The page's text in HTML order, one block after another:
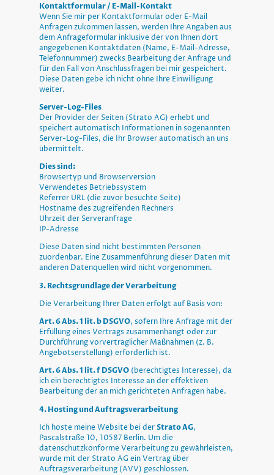
Kontaktformular / E-Mail-Kontakt
Wenn Sie mir per Kontaktformular oder E-Mail
Anfragen zukommen lassen, werden Ihre Angaben aus
dem Anfrageformular inklusive der von Ihnen dort
angegebenen Kontaktdaten (Name, E-Mail-Adresse,
Telefonnummer) zwecks Bearbeitung der Anfrage und
für den Fall von Anschlussfragen bei mir gespeichert.
Diese Daten gebe ich nicht ohne Ihre Einwilligung
weiter.
Server-Log-Files
Der Provider der Seiten (Strato AG) erhebt und
speichert automatisch Informationen in sogenannten
Server-Log-Files, die Ihr Browser automatisch an uns
übermittelt.
Dies sind:
Browsertyp und Browserversion
Verwendetes Betriebssystem
Referrer URL (die zuvor besuchte Seite)
Hostname des zugreifenden Rechners
Uhrzeit der Serveranfrage
IP-Adresse
Diese Daten sind nicht bestimmten Personen
zuordenbar. Eine Zusammenführung dieser Daten mit
anderen Datenquellen wird nicht vorgenommen.
3. Rechtsgrundlage der Verarbeitung
Die Verarbeitung Ihrer Daten erfolgt auf Basis von:
Art. 6 Abs. 1 lit. b DSGVO, sofern Ihre Anfrage mit der
Erfüllung eines Vertrags zusammenhängt oder zur
Durchführung vorvertraglicher Maßnahmen (z. B.
Angebotserstellung) erforderlich ist.
Art. 6 Abs. 1 lit. f DSGVO (berechtigtes Interesse), da
ich ein berechtigtes Interesse an der effektiven
Bearbeitung der an mich gerichteten Anfragen habe.
4. Hosting und Auftragsverarbeitung
Ich hoste meine Website bei derStrato AG,
Pascalstraße 10, 10587 Berlin. Um die
datenschutzkonforme Verarbeitung zu gewährleisten,
wurde mit der Strato AG ein Vertrag über
Auftragsverarbeitung (AVV) geschlossen.